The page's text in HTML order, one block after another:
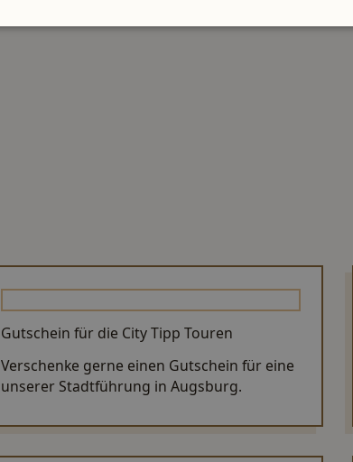
Gutschein für die City Tipp Touren
Verschenke gerne einen Gutschein für eine
unserer Stadtführung in Augsburg.